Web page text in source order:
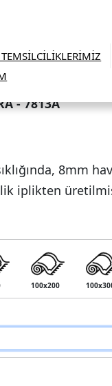
- 7813A
8mm
iplikten
100x200